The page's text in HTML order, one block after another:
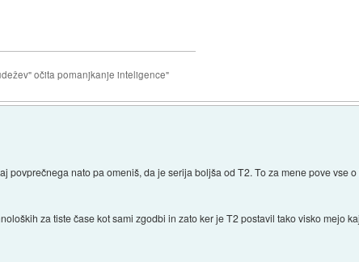
očita pomanjkanje inteligence"
povprečnega nato pa omeniš, da je serija boljša od T2. To za mene pove vse
za tiste čase kot sami zgodbi in zato ker je T2 postavil tako visko mejo